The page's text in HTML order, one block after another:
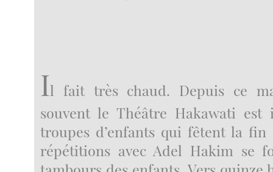
Il fait très chaud. Depuis ce
souvent le Théâtre Hakawati est
troupes d’enfants qui fêtent la fin
répétitions avec Adel Hakim se